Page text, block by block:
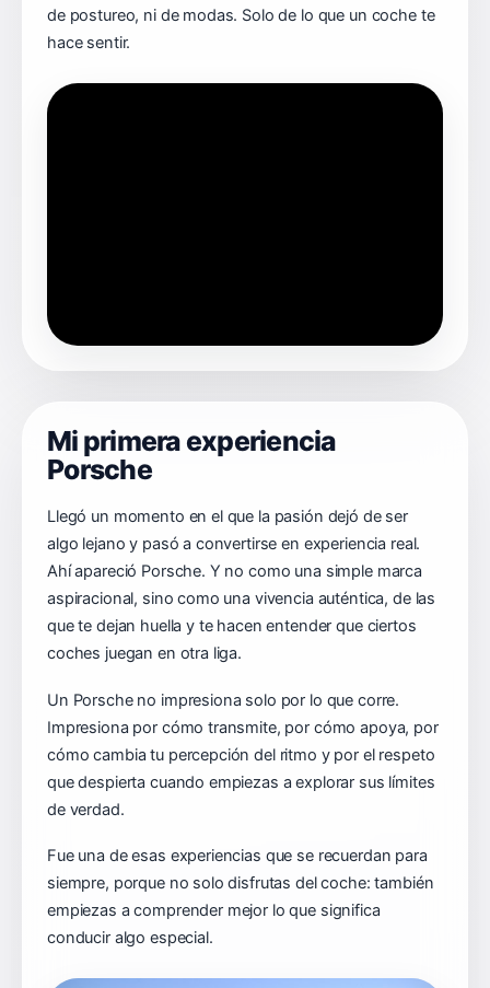
de postureo, ni de modas. Solo de lo que un coche te
hace sentir.
Mi primera experiencia
Porsche
Llegó un momento en el que la pasión dejó de ser
algo lejano y pasó a convertirse en experiencia real.
Ahí apareció Porsche. Y no como una simple marca
aspiracional, sino como una vivencia auténtica, de las
que te dejan huella y te hacen entender que ciertos
coches juegan en otra liga.
Un Porsche no impresiona solo por lo que corre.
Impresiona por cómo transmite, por cómo apoya, por
cómo cambia tu percepción del ritmo y por el respeto
que despierta cuando empiezas a explorar sus límites
de verdad.
Fue una de esas experiencias que se recuerdan para
siempre, porque no solo disfrutas del coche: también
empiezas a comprender mejor lo que significa
conducir algo especial.